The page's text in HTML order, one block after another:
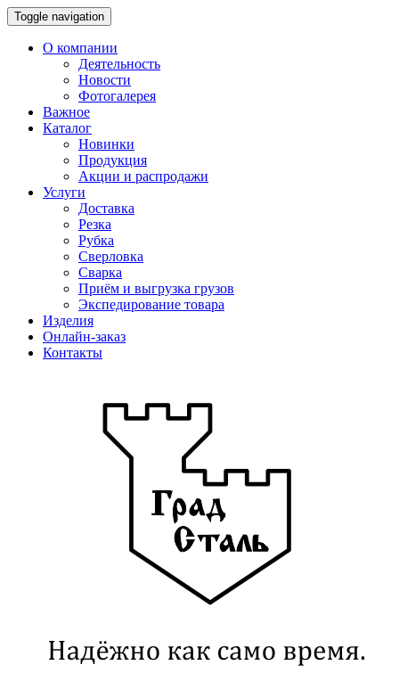
Toggle navigation
О компании
Деятельность
Новости
Фотогалерея
Важное
Каталог
Новинки
Продукция
Акции и распродажи
Услуги
Доставка
Резка
Рубка
Сверловка
Сварка
Приём и выгрузка грузов
Экспедирование товара
Изделия
Онлайн-заказ
Контакты